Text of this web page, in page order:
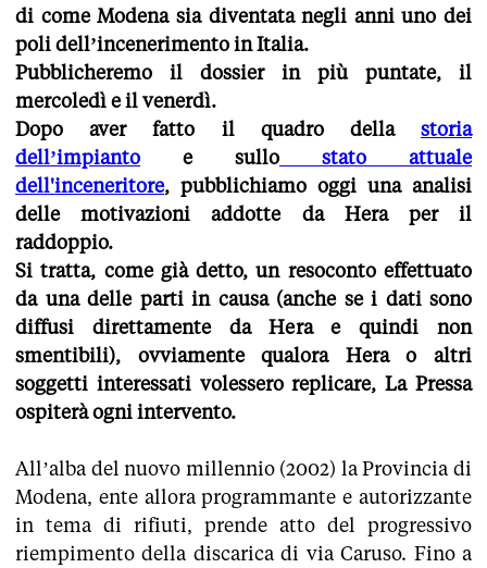
di come Modena sia diventata negli anni uno dei
poli dell’incenerimento in Italia.
Pubblicheremo il dossier in più puntate, il
mercoledì e il venerdì.
Dopo aver fatto il quadro della storia
dell’impianto e sullo stato attuale
dell'inceneritore, pubblichiamo oggi una analisi
delle motivazioni addotte da Hera per il
raddoppio.
Si tratta, come già detto, un resoconto effettuato
da una delle parti in causa (anche se i dati sono
diffusi direttamente da Hera e quindi non
smentibili), ovviamente qualora Hera o altri
soggetti interessati volessero replicare, La Pressa
ospiterà ogni intervento.
All’alba del nuovo millennio (2002) la Provincia di
Modena, ente allora programmante e autorizzante
in tema di rifiuti, prende atto del progressivo
riempimento della discarica di via Caruso. Fino a